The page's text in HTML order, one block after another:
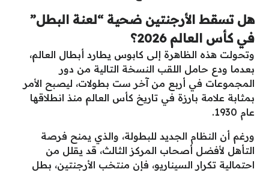
هل تسقط الأرجنتين ضحية “لعنة البطل”
في كأس العالم 2026؟
وتحولت هذه الظاهرة إلى كابوس يطارد أبطال العالم،
بعدما ودع حامل اللقب النسخة التالية من دور
المجموعات في أربع من آخر ست بطولات، ليصبح الأمر
بمثابة علامة بارزة في تاريخ كأس العالم منذ انطلاقها
عام 1930.
ورغم أن النظام الجديد للبطولة، والذي يمنح فرصة
التأهل لأفضل أصحاب المركز الثالث، قد يقلل من
احتمالية تكرار السيناريو، فإن منتخب الأرجنتين، بطل